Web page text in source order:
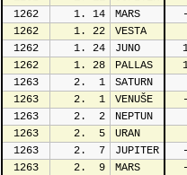
1262
   1. 14
MARS
1262
   1. 22
VESTA
1262
   1. 24
JUNO
1262
   1. 28
PALLAS
1263
   2.  1
SATURN
1263
   2.  1
VENUŠE
1263
   2.  2
NEPTUN
1263
   2.  5
URAN
1263
   2.  7
JUPITER
1263
   2.  9
MARS